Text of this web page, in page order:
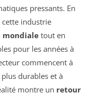
pressants. En
cette industrie
mondiale tout en
pour les années à
commencent à
durables et à
montre un retour